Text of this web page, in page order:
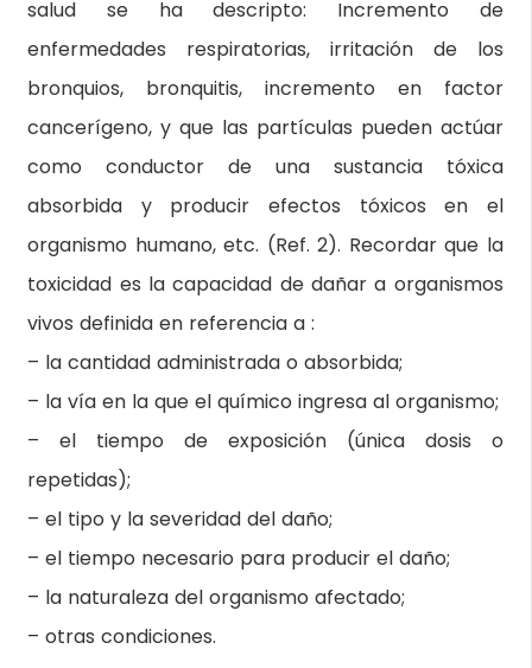
salud se ha descripto: Incremento de
enfermedades respiratorias, irritación de los
bronquios, bronquitis, incremento en factor
cancerígeno, y que las partículas pueden actúar
como conductor de una sustancia tóxica
absorbida y producir efectos tóxicos en el
organismo humano, etc. (Ref. 2). Recordar que la
toxicidad es la capacidad de dañar a organismos
vivos definida en referencia a :
– la cantidad administrada o absorbida;
– la vía en la que el químico ingresa al organismo;
– el tiempo de exposición (única dosis o
repetidas);
– el tipo y la severidad del daño;
– el tiempo necesario para producir el daño;
– la naturaleza del organismo afectado;
– otras condiciones.